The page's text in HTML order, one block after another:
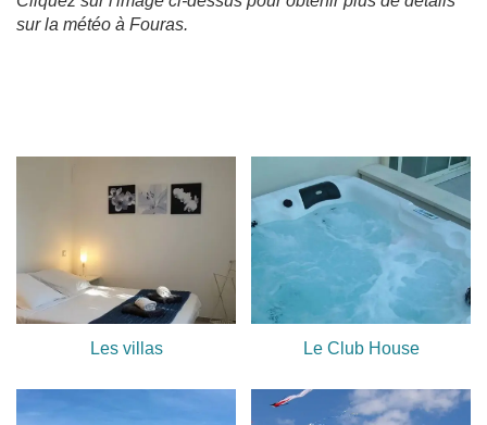
sur la météo à Fouras.
Les villas Le Club House